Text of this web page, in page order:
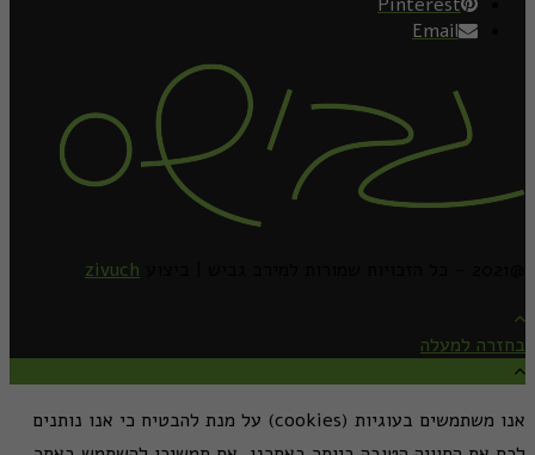
Email
zivuch
בחזרה למעלה
אנו משתמשים בעוגיות (cookies) על מנת להבטיח כי אנו נותנים